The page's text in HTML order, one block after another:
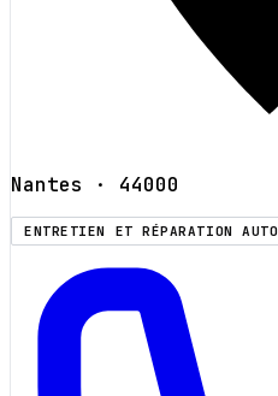
Nantes · 44000
ENTRETIEN ET RÉPARATION AUTO